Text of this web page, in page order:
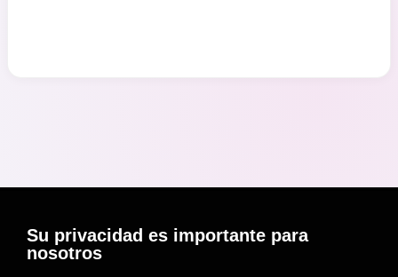
Su privacidad es importante para
nosotros